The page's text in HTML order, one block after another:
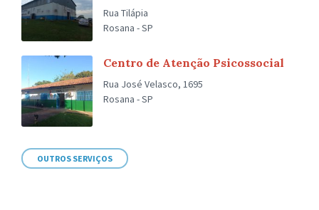
Rua Tilápia
Rosana - SP
Centro de Atenção Psicossocial
Rua José Velasco, 1695
Rosana - SP
OUTROS SERVIÇOS